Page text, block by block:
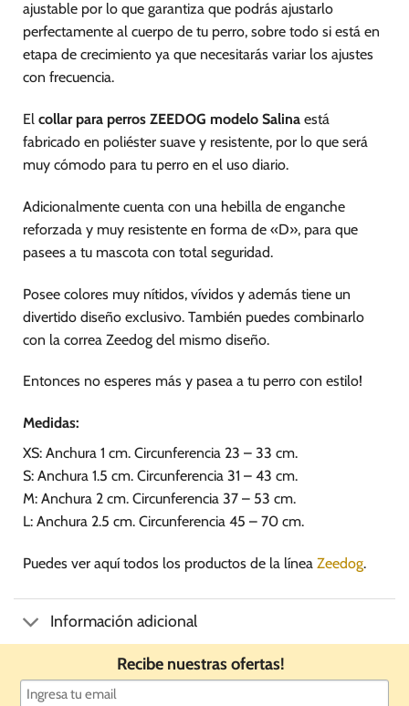
ajustable por lo que garantiza que podrás ajustarlo
perfectamente al cuerpo de tu perro, sobre todo si está en
etapa de crecimiento ya que necesitarás variar los ajustes
con frecuencia.
El collar para perros ZEEDOG modelo Salina está
fabricado en poliéster suave y resistente, por lo que será
muy cómodo para tu perro en el uso diario.
Adicionalmente cuenta con una hebilla de enganche
reforzada y muy resistente en forma de «D», para que
pasees a tu mascota con total seguridad.
Posee colores muy nítidos, vívidos y además tiene un
divertido diseño exclusivo. También puedes combinarlo
con la correa Zeedog del mismo diseño.
Entonces no esperes más y pasea a tu perro con estilo!
Medidas:
XS: Anchura 1 cm. Circunferencia 23 – 33 cm.
S: Anchura 1.5 cm. Circunferencia 31 – 43 cm.
M: Anchura 2 cm. Circunferencia 37 – 53 cm.
L: Anchura 2.5 cm. Circunferencia 45 – 70 cm.
Puedes ver aquí todos los productos de la línea Zeedog.
Información adicional
Recibe nuestras ofertas!